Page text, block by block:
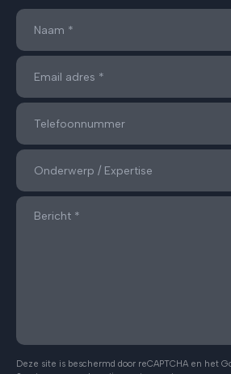
Deze site is beschermd door reCAPTCHA en het